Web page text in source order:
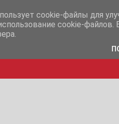
+7-
cookie-файлы для
cookie-